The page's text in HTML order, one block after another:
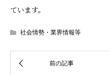
ています。
社会情勢・業界情報等